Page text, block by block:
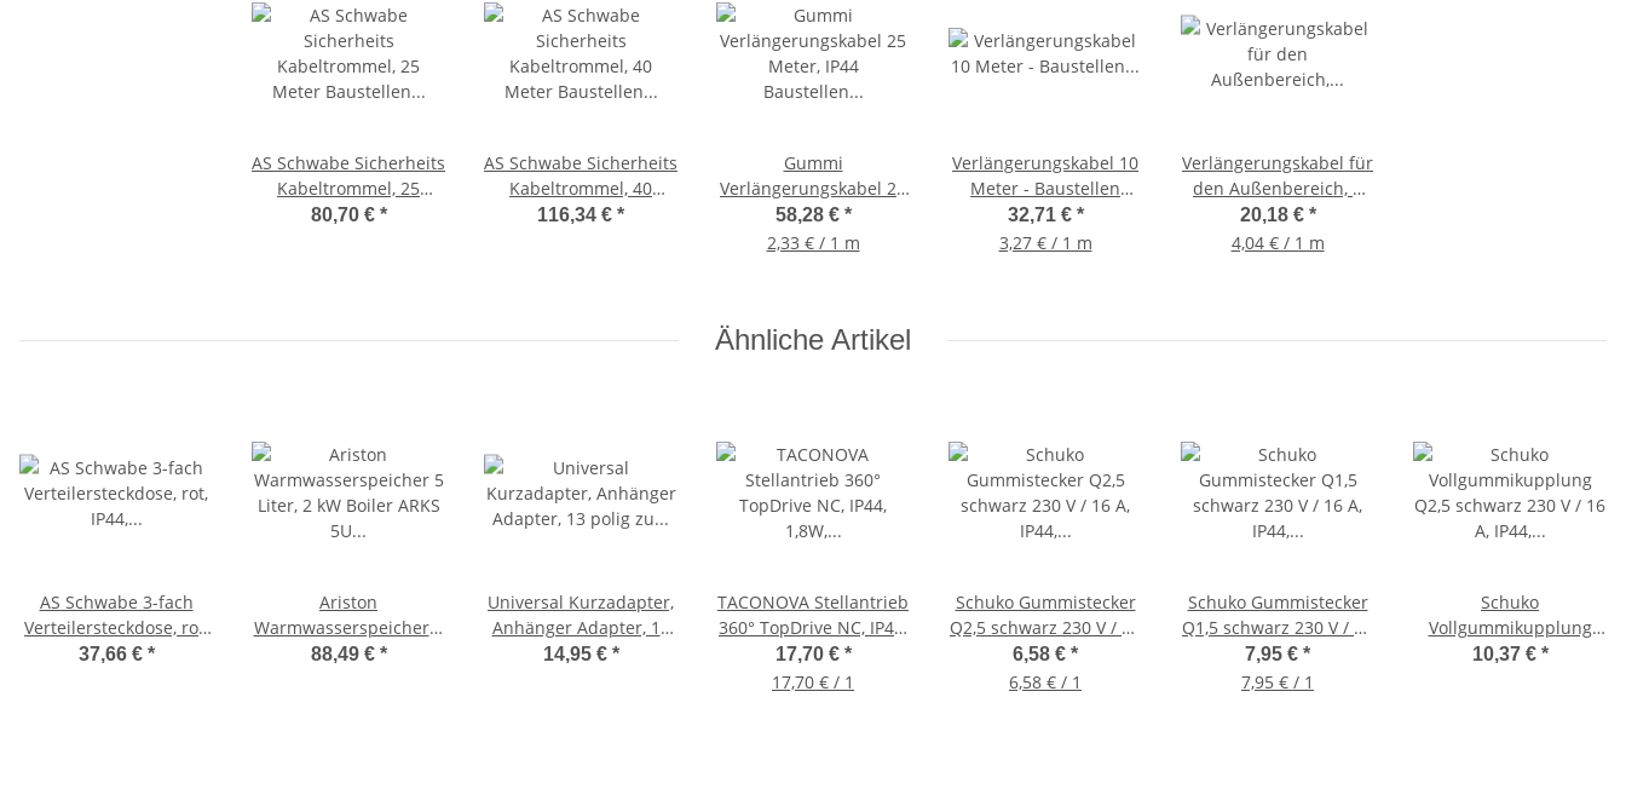
AS Schwabe Sicherheits
Kabeltrommel, 25
Meter Baustellen
80,70 € *
AS Schwabe Sicherheits
Kabeltrommel, 40
Meter Baustellen
116,34 € *
Gummi
Verlängerungskabel 25
Meter, IP44 Baustellen
geeignet
58,28 € *
2,33 € / 1 m
Verlängerungskabel 10
Meter - Baustellen
Qualität H07RN-F 3G1,5
ROT, 60271
32,71 € *
3,27 € / 1 m
Verlängerungskabel für
den Außenbereich, 5
Meter, H05RR-F3G1,5,
IP44
20,18 € *
4,04 € / 1 m
Ähnliche Artikel
AS Schwabe 3-fach
Verteilersteckdose, rot,
IP44, Dreifachstecker
37,66 € *
Ariston
Warmwasserspeicher 5
Liter, 2 kW Boiler ARKS
88,49 € *
Universal Kurzadapter,
Anhänger Adapter, 13
polig zu 7 polig
14,95 € *
TACONOVA Stellantrieb
360° TopDrive NC, IP44,
1,8W, 230V, M30 x 1,5
17,70 € *
17,70 € / 1
Schuko Gummistecker
Q2,5 schwarz 230 V / 16
A, IP44, Baustellen
zugelassen
6,58 € *
6,58 € / 1
Schuko Gummistecker
Q1,5 schwarz 230 V / 16
A, IP44, Außenbereich
7,95 € *
7,95 € / 1
Schuko
Vollgummikupplung
Q2,5 schwarz 230 V / 16
10,37 € *